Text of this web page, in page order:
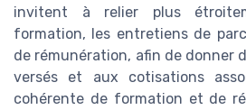
invitent à relier plus
formation, les entretiens de
de rémunération, afin de donner
versés et aux cotisations
cohérente de formation et de